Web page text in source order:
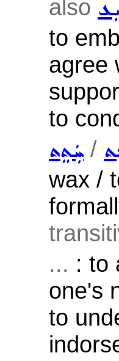
also
to
agree
to
ܚܲܬܸܬ /
wax /
... : to
one's
to